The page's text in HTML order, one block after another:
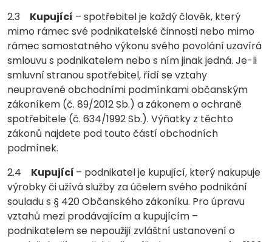
2.3 Kupující – spotřebitel je každý člověk, který
mimo rámec své podnikatelské činnosti nebo mimo
rámec samostatného výkonu svého povolání uzavírá
smlouvu s podnikatelem nebo s ním jinak jedná. Je-li
smluvní stranou spotřebitel, řídí se vztahy
neupravené obchodními podmínkami občanským
zákoníkem (č. 89/2012 Sb.) a zákonem o ochraně
spotřebitele (č. 634/1992 Sb.). Výňatky z těchto
zákonů najdete pod touto částí obchodních
podmínek.
2.4 Kupující – podnikatel je kupující, který nakupuje
výrobky či užívá služby za účelem svého podnikání
souladu s § 420 Občanského zákoníku. Pro úpravu
vztahů mezi prodávajícím a kupujícím –
podnikatelem se nepoužijí zvláštní ustanovení o